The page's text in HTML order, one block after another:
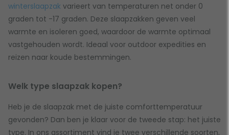
winterslaapzak varieert van temperaturen net onder 0
graden tot -17 graden. Deze slaapzakken geven veel
warmte en isoleren goed, waardoor de warmte optimaal
vastgehouden wordt. Ideaal voor outdoor expedities en
reizen naar koude bestemmingen.
Welk type slaapzak kopen?
Heb je de slaapzak met de juiste comforttemperatuur
gevonden? Dan ben je klaar voor de tweede stap: het juiste
type. In ons assortiment vind je twee verschillende soorten,